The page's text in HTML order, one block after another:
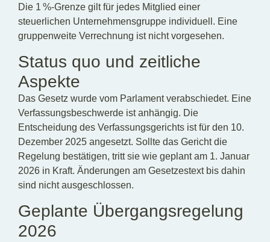
Die 1 %-Grenze gilt für jedes Mitglied einer
steuerlichen Unternehmensgruppe individuell. Eine
gruppenweite Verrechnung ist nicht vorgesehen.
Status quo und zeitliche
Aspekte
Das Gesetz wurde vom Parlament verabschiedet. Eine
Verfassungsbeschwerde ist anhängig. Die
Entscheidung des Verfassungsgerichts ist für den 10.
Dezember 2025 angesetzt. Sollte das Gericht die
Regelung bestätigen, tritt sie wie geplant am 1. Januar
2026 in Kraft. Änderungen am Gesetzestext bis dahin
sind nicht ausgeschlossen.
Geplante Übergangsregelung
2026